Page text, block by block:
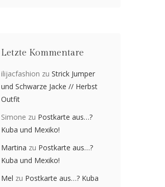
Letzte Kommentare
ilijacfashion zu Strick Jumper
und Schwarze Jacke // Herbst
Outfit
Simone zu Postkarte aus…?
Kuba und Mexiko!
Martina zu Postkarte aus…?
Kuba und Mexiko!
Mel zu Postkarte aus…? Kuba